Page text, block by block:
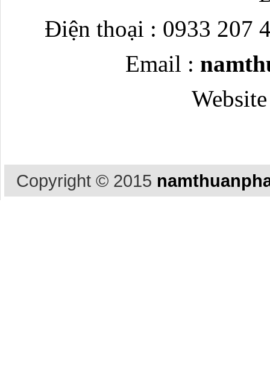
Điện thoại : 0933 207
Email :
Copyright © 2015